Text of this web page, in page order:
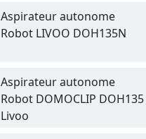
Aspirateur autonome
Robot LIVOO DOH135N
Aspirateur autonome
Robot DOMOCLIP DOH135
Livoo